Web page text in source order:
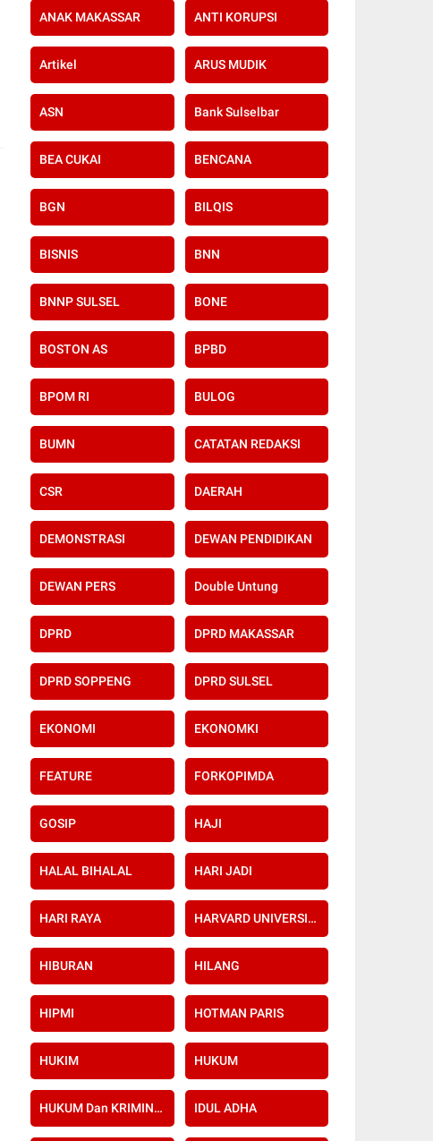
ANAK MAKASSAR ANTI KORUPSI
Artikel ARUS MUDIK
ASN Bank Sulselbar
BEA CUKAI BENCANA
BGN BILQIS
BISNIS BNN
BNNP SULSEL BONE
BOSTON AS BPBD
BPOM RI BULOG
BUMN CATATAN REDAKSI
CSR DAERAH
DEMONSTRASI DEWAN PENDIDIKAN
DEWAN PERS Double Untung
DPRD DPRD MAKASSAR
DPRD SOPPENG DPRD SULSEL
EKONOMI EKONOMKI
FEATURE FORKOPIMDA
GOSIP HAJI
HALAL BIHALAL HARI JADI
HARI RAYA HARVARD UNIVERSITY
HIBURAN HILANG
HIPMI HOTMAN PARIS
HUKIM HUKUM
HUKUM Dan KRIMINAL IDUL ADHA